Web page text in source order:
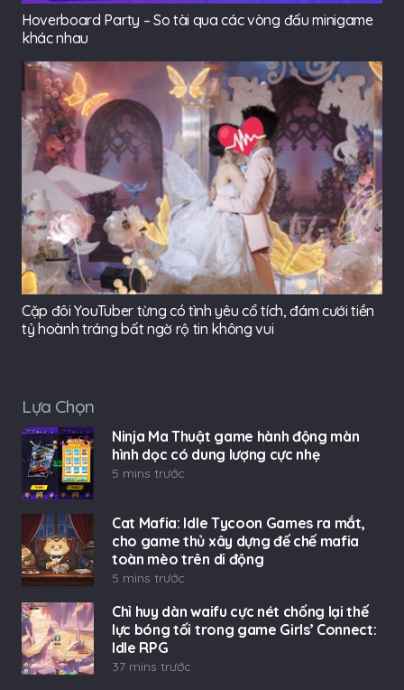
Hoverboard Party – So tài qua các vòng đấu minigame
khác nhau
Cặp đôi YouTuber từng có tình yêu cổ tích, đám cưới tiền
tỷ hoành tráng bất ngờ rộ tin không vui
Lựa Chọn
Ninja Ma Thuật game hành động màn
hình dọc có dung lượng cực nhẹ
5 mins trước
Cat Mafia: Idle Tycoon Games ra mắt,
cho game thủ xây dựng đế chế mafia
toàn mèo trên di động
5 mins trước
Chỉ huy dàn waifu cực nét chống lại thế
lực bóng tối trong game Girls’ Connect:
Idle RPG
37 mins trước